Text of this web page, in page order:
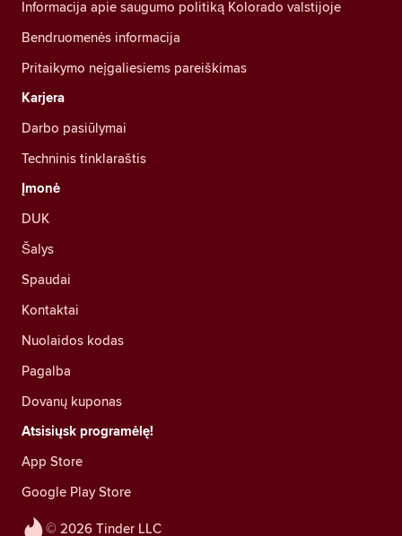
© 2026 Tinder LLC
Informacija apie saugumo politiką Kolorado valstijoje
Bendruomenės informacija
Pritaikymo neįgaliesiems pareiškimas
Karjera
Darbo pasiūlymai
Techninis tinklaraštis
Įmonė
DUK
Šalys
Spaudai
Kontaktai
Nuolaidos kodas
Pagalba
Dovanų kuponas
Atsisiųsk programėlę!
App Store
Google Play Store